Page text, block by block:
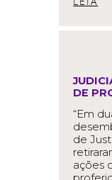
DE
“Em
de
ações